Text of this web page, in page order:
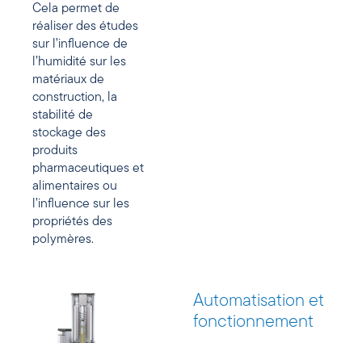
Cela permet de
réaliser des études
sur l’influence de
l’humidité sur les
matériaux de
construction, la
stabilité de
stockage des
produits
pharmaceutiques et
alimentaires ou
l’influence sur les
propriétés des
polymères.
Automatisation et
fonctionnement